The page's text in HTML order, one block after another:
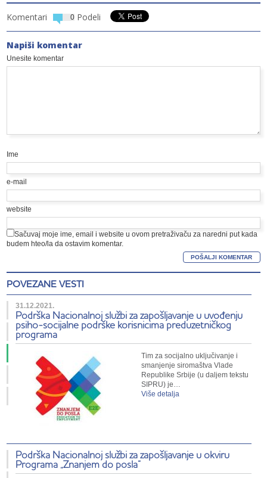
Komentari 0 Podeli
Napiši komentar
Unesite komentar
Ime
e-mail
website
Sačuvaj moje ime, email i website u ovom pretraživaču za naredni put kada
budem hteo/la da ostavim komentar.
POVEZANE VESTI
31.12.2021.
Podrška Nacionalnoj službi za zapošljavanje u uvođenju
psiho-socijalne podrške korisnicima preduzetničkog
programa
Tim za socijalno uključivanje i
smanjenje siromaštva Vlade
Republike Srbije (u daljem tekstu
SIPRU) je…
Više detalja
Podrška Nacionalnoj službi za zapošljavanje u okviru
Programa „Znanjem do posla“